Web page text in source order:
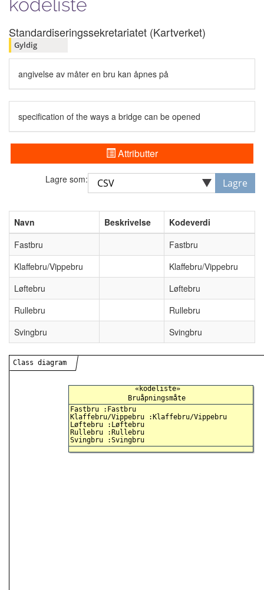
kodeliste
Standardiseringssekretariatet (Kartverket)
Gyldig
angivelse av måter en bru kan åpnes på
specification of the ways a bridge can be opened
Attributter
Lagre som: Lagre
Navn Beskrivelse
Kodeverdi
Fastbru
Fastbru
Klaffebru/Vippebru
Klaffebru/Vippebru
Løftebru
Løftebru
Rullebru
Rullebru
Svingbru
Svingbru